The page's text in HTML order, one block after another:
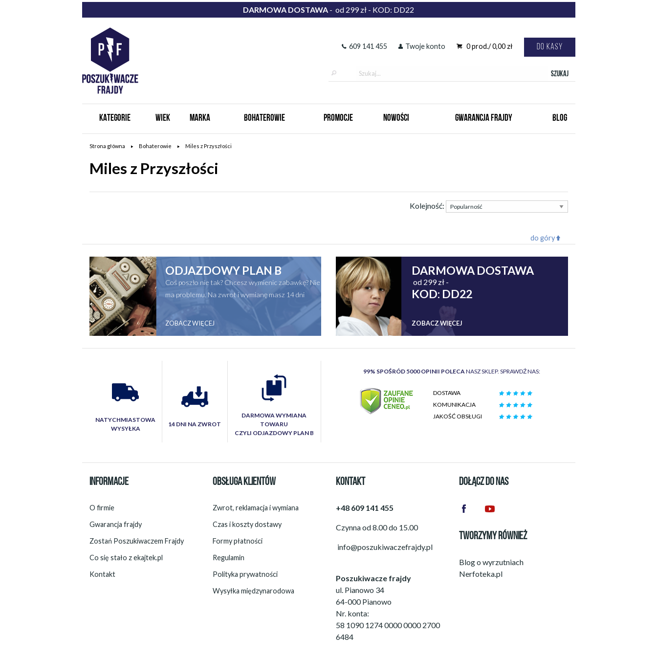
DARMOWA DOSTAWA - od 299 zł - KOD: DD22
609 141 455 Twoje konto 0 prod./0,00 zł Do kasy
Szukaj
KATEGORIE WIEK MARKA BOHATEROWIE PROMOCJE NOWOŚCI GWARANCJA FRAJDY BLOG
Strona główna Bohaterowie Miles z Przyszłości
Miles z Przyszłości
Kolejność:
do góry
ODJAZDOWY PLAN B
Coś poszło nie tak? Chcesz wymienic zabawkę? Nie
ma problemu. Na zwrot i wymianę masz 14 dni
ZOBACZ WIĘCEJ
DARMOWA DOSTAWA
od 299 zł -
KOD: DD22
ZOBACZ WIĘCEJ
NATYCHMIASTOWA
WYSYŁKA
14 DNI NA ZWROT
DARMOWA WYMIANA
TOWARU
CZYLI ODJAZDOWY PLAN B
99% SPOŚRÓD 5000 OPINII POLECANASZ SKLEP. SPRAWDŹ NAS:
DOSTAWA
KOMUNIKACJA
JAKOŚĆ OBSŁUGI
INFORMACJE
O firmie
Gwarancja frajdy
Zostań Poszukiwaczem Frajdy
Co się stało z ekajtek.pl
Kontakt
OBSŁUGA KLIENTÓW
Zwrot, reklamacja i wymiana
Czas i koszty dostawy
Formy płatności
Regulamin
Polityka prywatności
Wysyłka międzynarodowa
KONTAKT
+48 609 141 455
Czynna od 8.00 do 15.00
info@poszukiwaczefrajdy.pl
Poszukiwacze frajdy
ul. Pianowo 34
64-000 Pianowo
Nr. konta:
58 1090 1274 0000 0000 2700
6484
DOŁĄCZ DO NAS
TWORZYMY RÓWNIEŻ
Blog o wyrzutniach
Nerfoteka.pl